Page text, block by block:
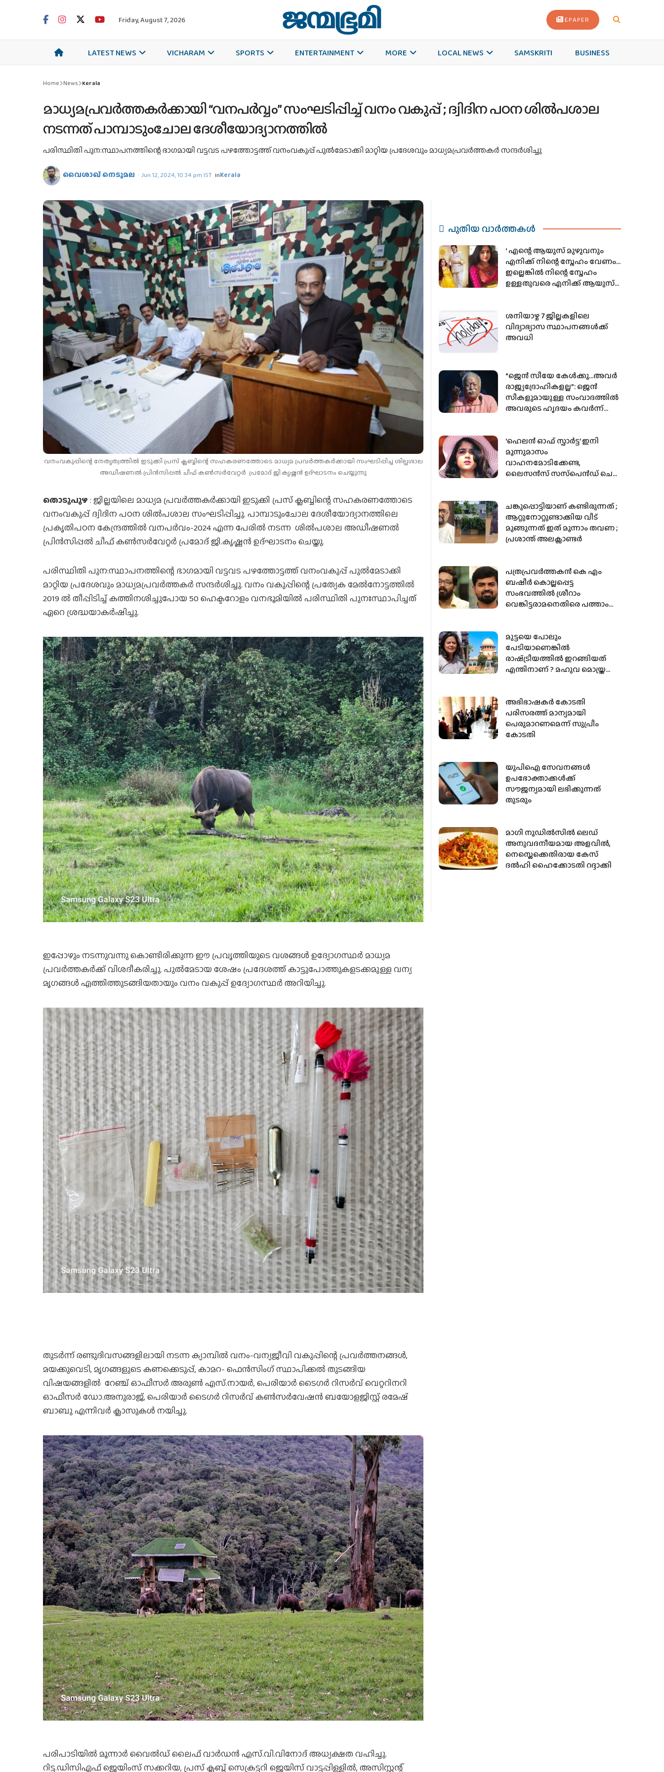
Friday, August 7, 2026 EPAPER
LATEST NEWS VICHARAM SPORTS ENTERTAINMENT MORE LOCAL NEWS SAMSKRITI BUSINESS
Home News Kerala
മാധ്യമപ്രവര്‍ത്തകര്‍ക്കായി “വനപർവ്വം” സംഘടിപ്പിച്ച് വനം വകുപ്പ് ; ദ്വിദിന പഠന ശില്‍പശാല
നടന്നത് പാമ്പാടുംചോല ദേശീയോദ്യാനത്തിൽ
പരിസ്ഥിതി പുന:സ്ഥാപനത്തിന്റെ ഭാഗമായി വട്ടവട പഴത്തോട്ടത്ത് വനംവകുപ്പ് പുല്‍മേടാക്കി മാറ്റിയ പ്രദേശവും മാധ്യമപ്രവര്‍ത്തകര്‍ സന്ദര്‍ശിച്ചു
വൈശാഖ് നെടുമല Jun 12, 2024, 10:34 pm IST inKerala
വനംവകുപ്പിന്റെ നേതൃത്വത്തില്‍ ഇടുക്കി പ്രസ് ക്ലബ്ബിന്റെ സഹകരണത്തോടെ മാധ്യമ പ്രവര്‍ത്തകര്‍ക്കായി സംഘടിപ്പിച്ച ശില്പശാല
അഡീഷണല്‍ പ്രിന്‍സിപ്പല്‍ ചീഫ് കണ്‍സര്‍വേറ്റര്‍ പ്രമോദ് ജി.കൃഷ്ണന്‍ ഉദ്ഘാടനം ചെയ്യുന്നു
തൊടുപുഴ: ജില്ലയിലെ മാധ്യമ പ്രവര്‍ത്തകര്‍ക്കായി ഇടുക്കി പ്രസ് ക്ലബ്ബിന്റെ സഹകരണത്തോടെ
വനംവകുപ്പ് ദ്വിദിന പഠന ശില്‍പശാല സംഘടിപ്പിച്ചു. പാമ്പാടുംചോല ദേശീയോദ്യാനത്തിലെ
പ്രകൃതിപഠന കേന്ദ്രത്തില്‍ വനപര്‍വം-2024 എന്ന പേരില്‍ നടന്ന ശില്‍പശാല അഡീഷണല്‍
പ്രിന്‍സിപ്പല്‍ ചീഫ് കണ്‍സര്‍വേറ്റര്‍ പ്രമോദ് ജി.കൃഷ്ണന്‍ ഉദ്ഘാടനം ചെയ്തു.
പരിസ്ഥിതി പുന:സ്ഥാപനത്തിന്റെ ഭാഗമായി വട്ടവട പഴത്തോട്ടത്ത് വനംവകുപ്പ് പുല്‍മേടാക്കി
മാറ്റിയ പ്രദേശവും മാധ്യമപ്രവര്‍ത്തകര്‍ സന്ദര്‍ശിച്ചു. വനം വകുപ്പിന്റെ പ്രത്യേക മേൽനോട്ടത്തിൽ
2019 ൽ തീപ്പിടിച്ച് കത്തിനശിച്ചുപോയ 50 ഹെക്ടറോളം വനഭൂമിയിൽ പരിസ്ഥിതി പുനഃസ്ഥാപിച്ചത്
ഏറെ ശ്രദ്ധയാകർഷിച്ചു.
ഇപ്പോഴും നടന്നുവന്നു കൊണ്ടിരിക്കുന്ന ഈ പ്രവൃത്തിയുടെ വശങ്ങൾ ഉദ്യോഗസ്ഥർ മാധ്യമ
പ്രവർത്തകർക്ക് വിശദീകരിച്ചു. പുൽമേടായ ശേഷം പ്രദേശത്ത് കാട്ടുപോത്തുകളടക്കമുള്ള വന്യ
മൃഗങ്ങൾ എത്തിത്തുടങ്ങിയതായും വനം വകുപ്പ് ഉദ്യോഗസ്ഥർ അറിയിച്ചു.
തുടർന്ന് രണ്ടുദിവസങ്ങളിലായി നടന്ന ക്യാമ്പില്‍ വനം-വന്യജീവി വകുപ്പിന്റെ പ്രവര്‍ത്തനങ്ങള്‍,
മയക്കുവെടി, മൃഗങ്ങളുടെ കണക്കെടുപ്പ്, കാമറ- ഫെന്‍സിംഗ് സ്ഥാപിക്കല്‍ തുടങ്ങിയ
വിഷയങ്ങളില്‍ റേഞ്ച് ഓഫീസര്‍ അരുണ്‍ എസ്.നായര്‍, പെരിയാര്‍ ടൈഗര്‍ റിസര്‍വ് വെറ്ററിനറി
ഓഫീസര്‍ ഡോ.അനുരാജ്, പെരിയാര്‍ ടൈഗര്‍ റിസര്‍വ് കണ്‍സര്‍വേഷന്‍ ബയോളജിസ്റ്റ് രമേഷ്
ബാബു എന്നിവര്‍ ക്ലാസുകള്‍ നയിച്ചു.
പരിപാടിയിൽ മൂന്നാര്‍ വൈല്‍ഡ് ലൈഫ് വാര്‍ഡന്‍ എസ്.വി.വിനോദ് അധ്യക്ഷത വഹിച്ചു.
റിട്ട.ഡിസിഎഫ് ജെയിംസ് സക്കറിയ, പ്രസ് ക്ലബ്ബ് സെക്രട്ടറി ജെയിസ് വാട്ടപ്പിള്ളില്‍, അസിസ്റ്റന്റ്
പുതിയ വാര്‍ത്തകള്‍
‘ എന്റെ ആയുസ് മുഴുവനും
എനിക്ക് നിന്റെ സ്നേഹം വേണം…
ഇല്ലെങ്കിൽ നിന്റെ സ്നേഹം
ഉള്ളതുവരെ എനിക്ക് ആയുസ്
ശനിയാഴ്ച 7 ജില്ലകളിലെ
വിദ്യാഭ്യാസ സ്ഥാപനങ്ങള്‍ക്ക്
അവധി
“ജെന്‍ സീയേ കേള്‍ക്കൂ…അവര്‍
രാജ്യദ്രോഹികളല്ല”: ജെന്‍
സീകളുമായുള്ള സംവാദത്തില്‍
അവരുടെ ഹൃദയം കവര്‍ന്ന്
‘ഹെലന്‍ ഓഫ് സ്പാര്‍ട്ട’ ഇനി
മൂന്നുമാസം
വാഹനമോടിക്കേണ്ട,
ലൈസന്‍സ് സസ്‌പെന്‍ഡ് ചെയ്ത്
ചങ്കുപ്പൊട്ടിയാണ് കണ്ടിരുന്നത് ;
ആറ്റുനോറ്റുണ്ടാക്കിയ വീട്
മുങ്ങുന്നത് ഇത് മൂന്നാം തവണ ;
പ്രശാന്ത് അലക്സാണ്ടർ
പത്രപ്രവര്‍ത്തകന്‍ കെ എം
ബഷീര്‍ കൊല്ലപ്പെട്ട
സംഭവത്തില്‍ ശ്രീറാം
വെങ്കിട്ടരാമനെതിരെ പത്താം
മുട്ടയെ പോലും
പേടിയാണെങ്കിൽ
രാഷ്‌ട്രീയത്തിൽ ഇറങ്ങിയത്
എന്തിനാണ് ? മഹുവ മൊയ്ത്രയെ
അഭിഭാഷകര്‍ കോടതി
പരിസരത്ത് മാന്യമായി
പെരുമാറണമെന്ന് സുപ്രീം
കോടതി
യുപിഐ സേവനങ്ങള്‍
ഉപഭോക്താക്കള്‍ക്ക്
സൗജന്യമായി ലഭിക്കുന്നത്
തുടരും
മാഗി നൂഡില്‍സില്‍ ലെഡ്
അനുവദനീയമായ അളവില്‍,
നെസ്ലെക്കെതിരായ കേസ്
ദല്‍ഹി ഹൈക്കോടതി റദ്ദാക്കി